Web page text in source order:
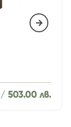
/ 503.00 лв.